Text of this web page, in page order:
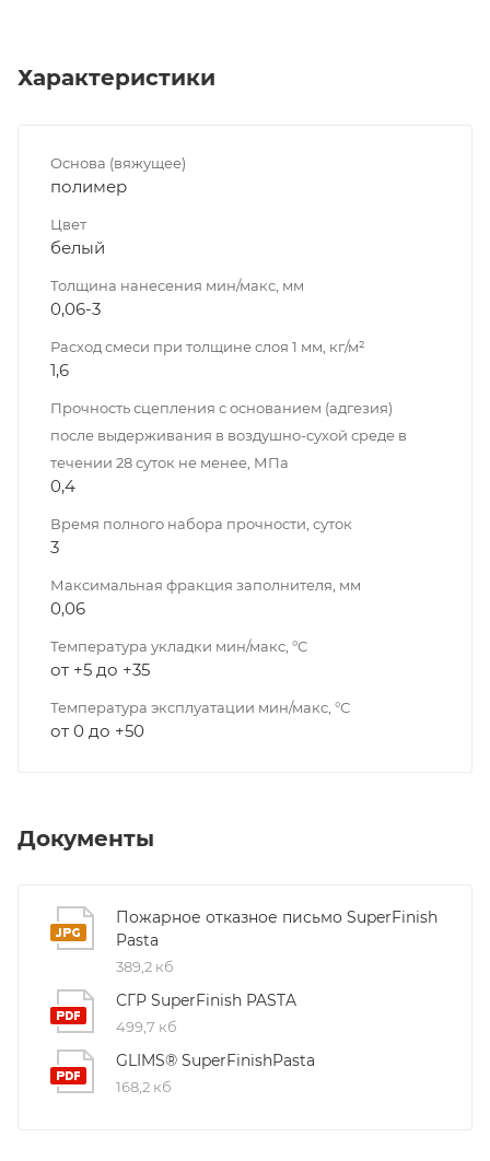
Характеристики
Основа (вяжущее)
полимер
Цвет
белый
Толщина нанесения мин/макс, мм
0,06-3
Расход смеси при толщине слоя 1 мм, кг/м²
1,6
Прочность сцепления с основанием (адгезия)
после выдерживания в воздушно-сухой среде в
течении 28 суток не менее, МПа
0,4
Время полного набора прочности, суток
3
Максимальная фракция заполнителя, мм
0,06
Температура укладки мин/макс, °С
от +5 до +35
Температура эксплуатации мин/макс, °С
от 0 до +50
Документы
Пожарное отказное письмо SuperFinish
Pasta
389,2 кб
СГР SuperFinish PASTA
499,7 кб
GLIMS® SuperFinishPasta
168,2 кб